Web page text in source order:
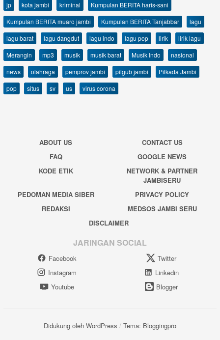
jp
kota jambi kriminal
Kumpulan BERITA haris-sani
Kumpulan BERITA muaro jambi
Kumpulan BERITA Tanjabbar
lagu
lagu barat
lagu dangdut lagu indo lagu pop lirik
lirik lagu
Merangin
mp3 musik musik barat Musik Indo
nasional
news
olahraga pemprov jambi pilgub jambi
Pilkada Jambi
pop
situs sv us virus corona
ABOUT US
CONTACT US
FAQ
GOOGLE NEWS
KODE ETIK
NETWORK & PARTNER
JAMBISERU
PEDOMAN MEDIA SIBER
PRIVACY POLICY
REDAKSI
MEDSOS JAMBI SERU
DISCLAIMER
JARINGAN SOCIAL
Facebook
Twitter
Instagram
Linkedin
Youtube
Blogger
Didukung oleh WordPress / Tema: Bloggingpro